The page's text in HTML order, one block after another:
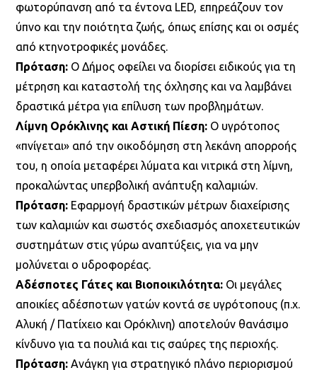
φωτορύπανση από τα έντονα LED, επηρεάζουν τον
ύπνο και την ποιότητα ζωής, όπως επίσης και οι οσμές
από κτηνοτροφικές μονάδες.
Πρόταση: Ο Δήμος οφείλει να διορίσει ειδικούς για τη
μέτρηση και καταστολή της όχλησης και να λαμβάνει
δραστικά μέτρα για επίλυση των προβλημάτων.
Λίμνη Ορόκλινης και Αστική Πίεση: Ο υγρότοπος
«πνίγεται» από την οικοδόμηση στη λεκάνη απορροής
του, η οποία μεταφέρει λύματα και νιτρικά στη λίμνη,
προκαλώντας υπερβολική ανάπτυξη καλαμιών.
Πρόταση: Εφαρμογή δραστικών μέτρων διαχείρισης
των καλαμιών και σωστός σχεδιασμός αποχετευτικών
συστημάτων στις γύρω αναπτύξεις, για να μην
μολύνεται ο υδροφορέας.
Αδέσποτες Γάτες και Βιοποικιλότητα: Οι μεγάλες
αποικίες αδέσποτων γατών κοντά σε υγρότοπους (π.χ.
Αλυκή / Πατίχειο και Ορόκλινη) αποτελούν θανάσιμο
κίνδυνο για τα πουλιά και τις σαύρες της περιοχής.
Πρόταση: Ανάγκη για στρατηγικό πλάνο περιορισμού